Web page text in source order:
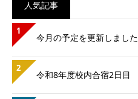
人気記事
1
今月の予定を更新しました
2
令和8年度校内合宿2日目